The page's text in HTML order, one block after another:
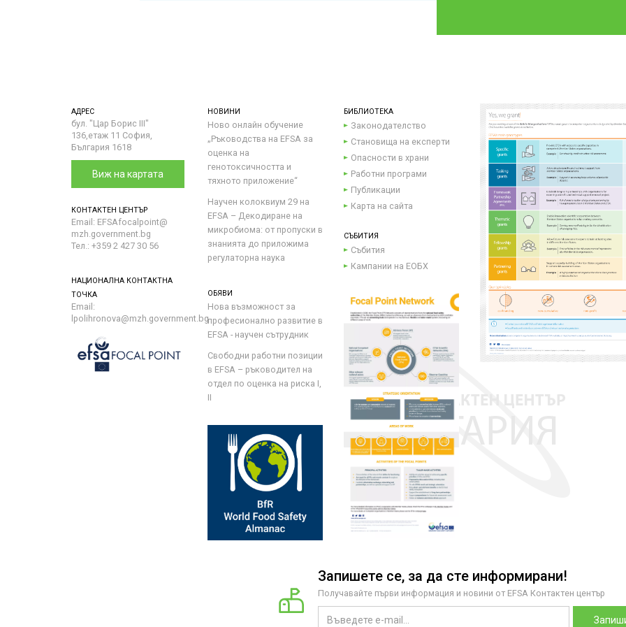
АДРЕС
бул. "Цар Борис III"
136,етаж 11 София,
България 1618
Виж на картата
КОНТАКТЕН ЦЕНТЪР
Email: EFSAfocalpoint@
mzh.government.bg
Тел.: +359 2 427 30 56
НАЦИОНАЛНА КОНТАКТНА
ТОЧКА
Email:
lpolihronova@mzh.government.bg
НОВИНИ
Ново онлайн обучение
„Ръководства на ЕFSA за
оценка на
генотоксичността и
тяхното приложение“
Научен колоквиум 29 на
EFSA – Декодиране на
микробиома: от пропуски в
знанията до приложима
регулаторна наука
ОБЯВИ
Нова възможност за
професионално развитие в
EFSA - научен сътрудник
Свободни работни позиции
в EFSA – ръководител на
отдел по оценка на риска I,
II
БИБЛИОТЕКА
Законодателство
Становища на експерти
Опасности в храни
Работни програми
Публикации
Карта на сайта
СЪБИТИЯ
Събития
Кампании на ЕОБХ
Запишете се, за да сте информирани!
Получавайте първи информация и новини от EFSA Контактен център